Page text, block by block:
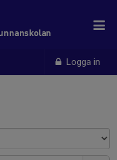
Logga in